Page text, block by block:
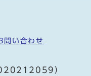
問い合わせ
）